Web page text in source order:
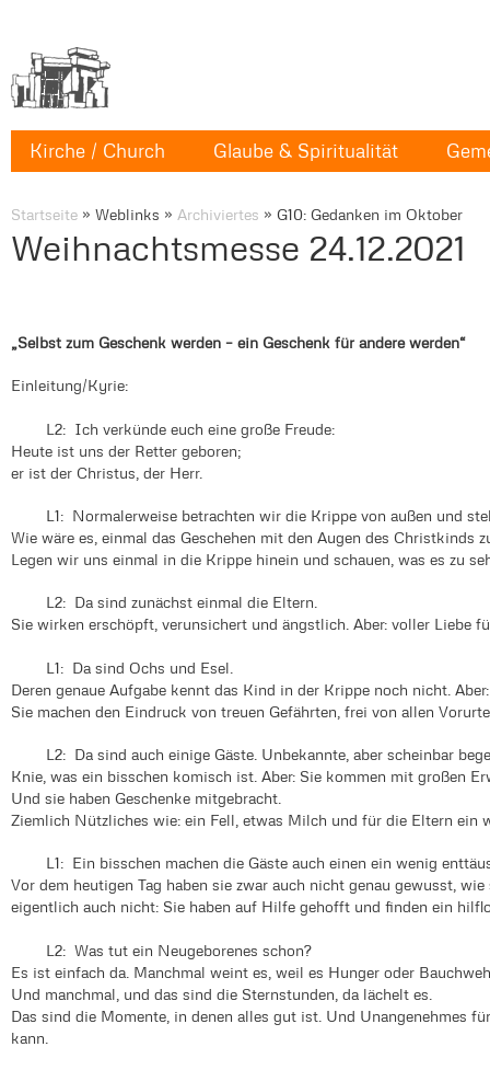
Kirche / Church Glaube & Spiritualität
Startseite » Weblinks » Archiviertes » G10: Gedanken im Oktober
Weihnachtsmesse 24.12.2021
„Selbst zum Geschenk werden – ein Geschenk für andere werden“
Einleitung/Kyrie:
L2: Ich verkünde euch eine große Freude:
Heute ist uns der Retter geboren;
er ist der Christus, der Herr.
L1: Normalerweise betrachten wir die Krippe von außen und
Wie wäre es, einmal das Geschehen mit den Augen des Christkinds
Legen wir uns einmal in die Krippe hinein und schauen, was es zu
L2: Da sind zunächst einmal die Eltern.
Sie wirken erschöpft, verunsichert und ängstlich. Aber: voller Liebe
L1: Da sind Ochs und Esel.
Deren genaue Aufgabe kennt das Kind in der Krippe noch nicht.
Sie machen den Eindruck von treuen Gefährten, frei von allen
L2: Da sind auch einige Gäste. Unbekannte, aber scheinbar
Knie, was ein bisschen komisch ist. Aber: Sie kommen mit großen
Und sie haben Geschenke mitgebracht.
Ziemlich Nützliches wie: ein Fell, etwas Milch und für die Eltern ein
L1: Ein bisschen machen die Gäste auch einen ein wenig
Vor dem heutigen Tag haben sie zwar auch nicht genau gewusst,
eigentlich auch nicht: Sie haben auf Hilfe gehofft und finden ein
L2: Was tut ein Neugeborenes schon?
Es ist einfach da. Manchmal weint es, weil es Hunger oder
Und manchmal, und das sind die Sternstunden, da lächelt es.
Das sind die Momente, in denen alles gut ist. Und Unangenehmes
kann.